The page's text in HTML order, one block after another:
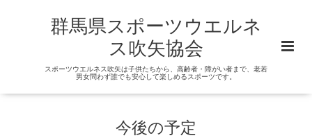
群馬県スポーツウエルネ
ス吹矢協会
スポーツウエルネス吹矢は子供たちから、高齢者・障がい者まで、老若
男女問わず誰でも安心して楽しめるスポーツです。
今後の予定